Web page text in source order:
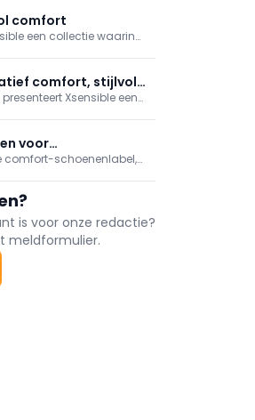
Van sportieve
en sandalen staat
comfort
een collectie waarin
perfect aansluit bij het
comfort, stijlvol
Xsensible een
materialen
een veelzijdig aanbod,
voor
comfort-schoenenlabel,
is voor onze redactie?
meldformulier.